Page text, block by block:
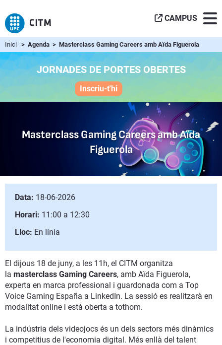
CAMPUS
Inici > Agenda > Masterclass Gaming Careers amb Aïda Figuerola
JORNADES DE PORTES OBERTES
Inscriu-t'hi
Masterclass Gaming Careers amb Aïda
Figuerola
Data: 18-06-2026
Horari: 11:00 a 12:30
Lloc: En línia
El dijous 18 de juny, a les 11h, el CITM organitza
la masterclass Gaming Careers, amb Aïda Figuerola,
experta en marca professional i guardonada com a Top
Voice Gaming España a LinkedIn. La sessió es realitzarà en
modalitat online i està oberta a tothom.
La indústria dels videojocs és un dels sectors més dinàmics
i competitius de l'economia digital. Més enllà del talent